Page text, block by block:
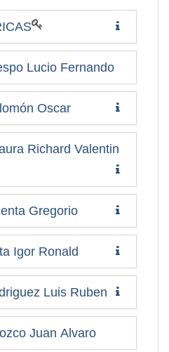
Lucio Fernando
Oscar
Richard Valentin
Gregorio
Igor Ronald
Luis Ruben
Juan Alvaro